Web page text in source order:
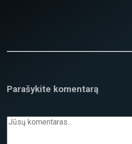
Parašykite komentarą